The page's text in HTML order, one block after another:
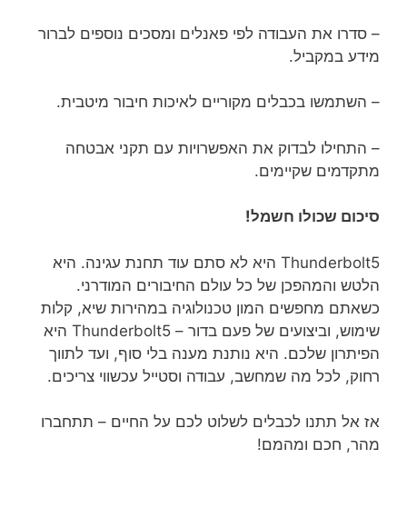
– סדרו את העבודה לפי פאנלים ומסכים נוספים לברור
מידע במקביל.
– השתמשו בכבלים מקוריים לאיכות חיבור מיטבית.
– התחילו לבדוק את האפשרויות עם תקני אבטחה
מתקדמים שקיימים.
סיכום שכולו חשמל!
Thunderbolt5 היא לא סתם עוד תחנת עגינה. היא
הלטש והמהפכן של כל עולם החיבורים המודרני.
כשאתם מחפשים המון טכנולוגיה במהירות שיא, קלות
שימוש, וביצועים של פעם בדור – Thunderbolt5 היא
הפיתרון שלכם. היא נותנת מענה בלי סוף, ועד לתווך
רחוק, לכל מה שמחשב, עבודה וסטייל עכשווי צריכים.
אז אל תתנו לכבלים לשלוט לכם על החיים – תתחברו
מהר, חכם ומהמם!